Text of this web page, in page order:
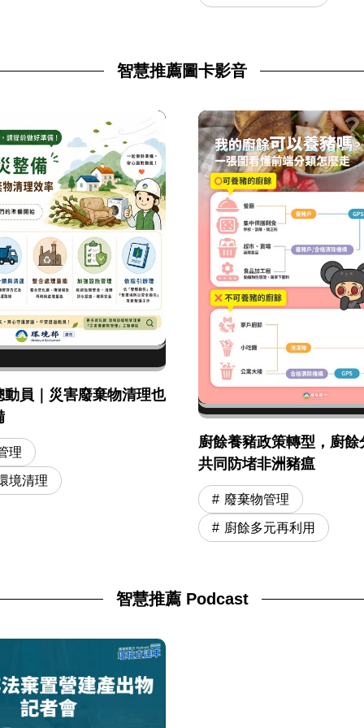
智慧推薦圖卡影音
動員｜災害廢棄物清理也
理
境清理
廚餘養豬政策轉型，廚餘
共同防堵非洲豬瘟
廢棄物管理
廚餘多元再利用
智慧推薦 Podcast